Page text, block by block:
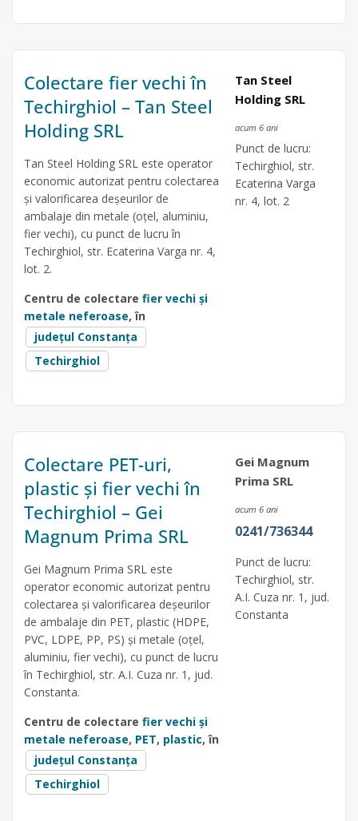
Colectare fier vechi în
Techirghiol – Tan Steel
Holding SRL
Tan Steel Holding SRL este operator
economic autorizat pentru colectarea
și valorificarea deșeurilor de
ambalaje din metale (oțel, aluminiu,
fier vechi), cu punct de lucru în
Techirghiol, str. Ecaterina Varga nr. 4,
lot. 2.
Centru de colectare fier vechi și
metale neferoase, în
județul Constanța
Techirghiol
Tan Steel
Holding SRL
acum 6 ani
Punct de lucru:
Techirghiol, str.
Ecaterina Varga
nr. 4, lot. 2
Colectare PET-uri,
plastic și fier vechi în
Techirghiol – Gei
Magnum Prima SRL
Gei Magnum Prima SRL este
operator economic autorizat pentru
colectarea și valorificarea deșeurilor
de ambalaje din PET, plastic (HDPE,
PVC, LDPE, PP, PS) și metale (oțel,
aluminiu, fier vechi), cu punct de lucru
în Techirghiol, str. A.I. Cuza nr. 1, jud.
Constanta.
Centru de colectare fier vechi și
metale neferoase, PET, plastic, în
județul Constanța
Techirghiol
Gei Magnum
Prima SRL
acum 6 ani
0241/736344
Punct de lucru:
Techirghiol, str.
A.I. Cuza nr. 1, jud.
Constanta